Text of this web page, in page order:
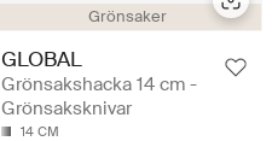
Grönsaker
GLOBAL
Grönsakshacka 14 cm -
Grönsaksknivar
14 CM